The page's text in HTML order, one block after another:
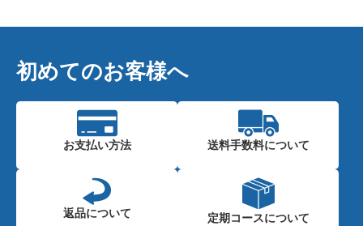
初めてのお客様へ
お支払い方法 送料手数料について
返品について 定期コースについて